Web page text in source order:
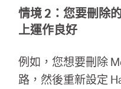
情境 2：您要刪除
上運作良好
例如，您想要刪除
路，然後重新設定